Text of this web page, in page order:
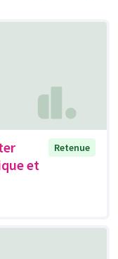
et
Retenue